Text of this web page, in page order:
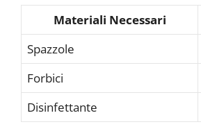
Materiali Necessari
Spazzole
Forbici
Disinfettante